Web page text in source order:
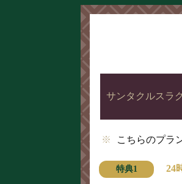
サンタクルスラ
こちらのプラ
24